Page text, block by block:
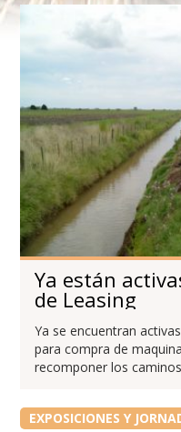
Ya están
de Leasing
Ya se encuentran
para compra de
recomponer los
EXPOSICIONES Y